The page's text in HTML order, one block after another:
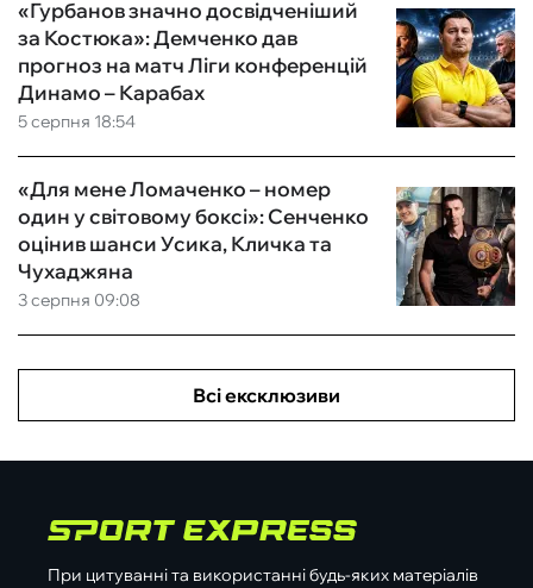
5 серпня 18:54
«Гурбанов значно досвідченіший
за Костюка»: Демченко дав
прогноз на матч Ліги конференцій
Динамо – Карабах
3 серпня 09:08
«Для мене Ломаченко – номер
один у світовому боксі»: Сенченко
оцінив шанси Усика, Кличка та
Чухаджяна
Всі ексклюзиви
При цитуванні та використанні будь-яких матеріалів